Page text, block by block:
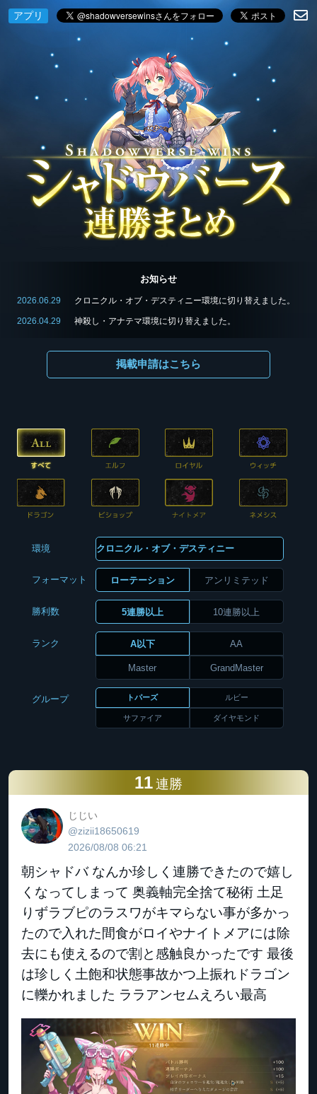
アプリ
お知らせ
2026.06.29 クロニクル・オブ・デスティニー環境に切り替えました。
2026.04.29 神殺し・アナテマ環境に切り替えました。
掲載申請はこちら
環境
フォーマット ローテーション アンリミテッド
勝利数 5連勝以上 10連勝以上
ランク A以下 AA
Master GrandMaster
グループ トパーズ ルビー
サファイア ダイヤモンド
11 連勝
じじい
@zizii18650619
2026/08/08 06:21
朝シャドバ なんか珍しく連勝できたので嬉し
くなってしまって 奥義軸完全捨て秘術 土足
りずラブピのラスワがキマらない事が多かっ
たので入れた間食がロイやナイトメアには除
去にも使えるので割と感触良かったです 最後
は珍しく土飽和状態事故かつ上振れドラゴン
に轢かれました ララアンセムえろい最高